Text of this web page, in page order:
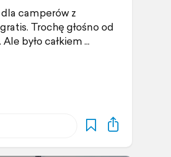
camperów z
Trochę głośno od
było całkiem